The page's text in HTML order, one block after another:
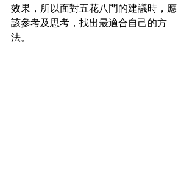
效果，所以面對五花八門的建議時，應
該參考及思考，找出最適合自己的方
法。